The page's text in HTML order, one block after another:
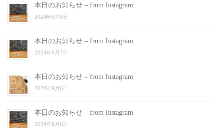
本日のお知らせ – from Instagram
2024年9月8日
本日のお知らせ – from Instagram
2024年9月7日
本日のお知らせ – from Instagram
2024年9月6日
本日のお知らせ – from Instagram
2024年9月6日